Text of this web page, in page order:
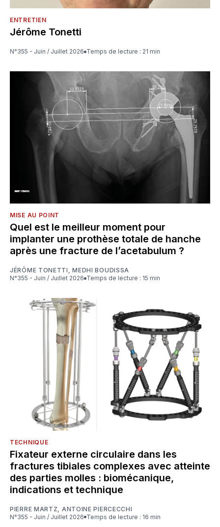
ENTRETIEN
Jérôme Tonetti
N°355 - Juin / Juillet 2026 Temps de lecture : 21 min
MISE AU POINT
Quel est le meilleur moment pour
implanter une prothèse totale de hanche
après une fracture de l’acetabulum ?
JÉRÔME TONETTI ,MEDHI BOUDISSA
N°355 - Juin / Juillet 2026
Temps de lecture : 15 min
TECHNIQUE
Fixateur externe circulaire dans les
fractures tibiales complexes avec atteinte
des parties molles : biomécanique,
indications et technique
PIERRE MARTZ
ANTOINE PIERCECCHI
N°355 - Juin / Juillet 2026
Temps de lecture : 16 min